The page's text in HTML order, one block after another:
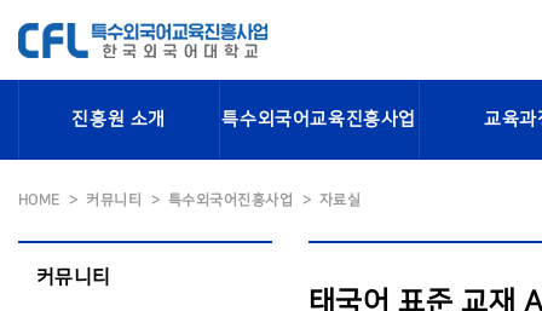
진흥원 소개 특수외국어교육진흥사업 교육과
HOME 커뮤니티 특수외국어진흥사업 자료실
커뮤니티
태국어 표준 교재